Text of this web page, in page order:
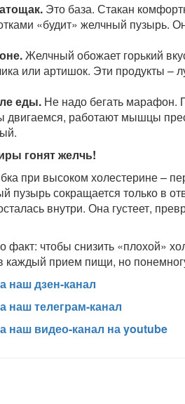
Это база. Стакан
«будит» желчный пузырь.
Желчный обожает горький
или артишок. Эти продукты –
еды. Не надо бегать марафон.
двигаемся, работают мышцы
гонят желчь!
при высоком холестерине –
пузырь сокращается только в
внутри. Она густеет,
факт: чтобы снизить «плохой»
каждый прием пищи, но
наш дзен-канал
наш телеграм-канал
наш видео-канал на youtube